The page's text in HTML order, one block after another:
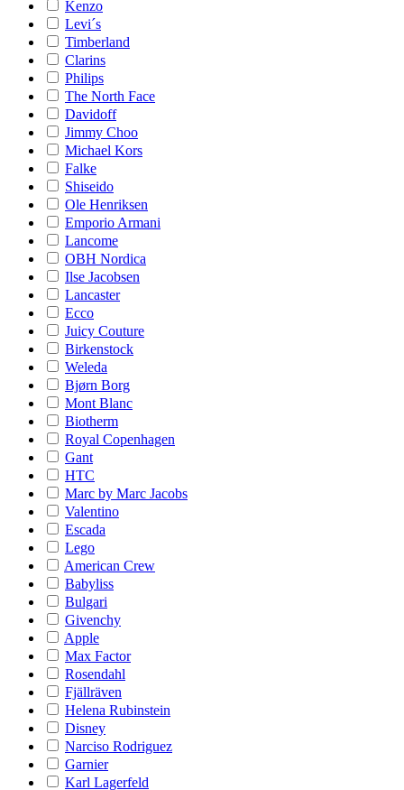
Kenzo
Levi´s
Timberland
Clarins
Philips
The North Face
Davidoff
Jimmy Choo
Michael Kors
Falke
Shiseido
Ole Henriksen
Emporio Armani
Lancome
OBH Nordica
Ilse Jacobsen
Lancaster
Ecco
Juicy Couture
Birkenstock
Weleda
Bjørn Borg
Mont Blanc
Biotherm
Royal Copenhagen
Gant
HTC
Marc by Marc Jacobs
Valentino
Escada
Lego
American Crew
Babyliss
Bulgari
Givenchy
Apple
Max Factor
Rosendahl
Fjällräven
Helena Rubinstein
Disney
Narciso Rodriguez
Garnier
Karl Lagerfeld